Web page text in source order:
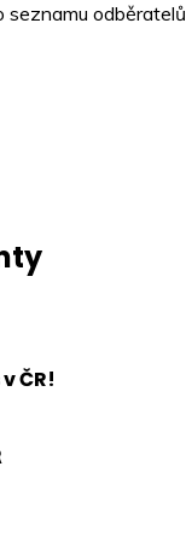
seznamu odběratelů
ČR!